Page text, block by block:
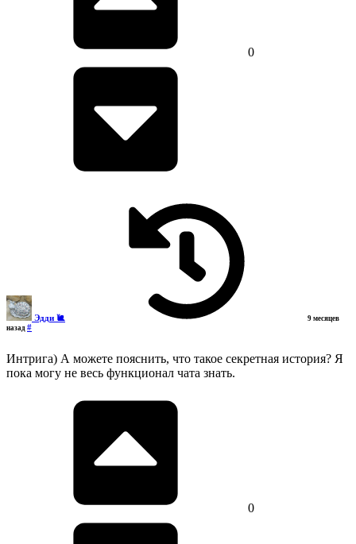
0
Эдди 🐌
9 месяцев
назад #
Интрига) А можете пояснить, что такое секретная история? Я
пока могу не весь функционал чата знать.
0